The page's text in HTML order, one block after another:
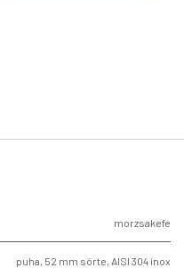
morzsakefe
puha, 52 mm sörte, AISI 304 inox